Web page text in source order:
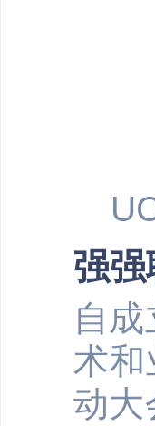
强
自
术和
动大